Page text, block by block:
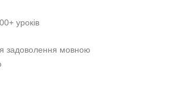
уроків
задоволення мовною